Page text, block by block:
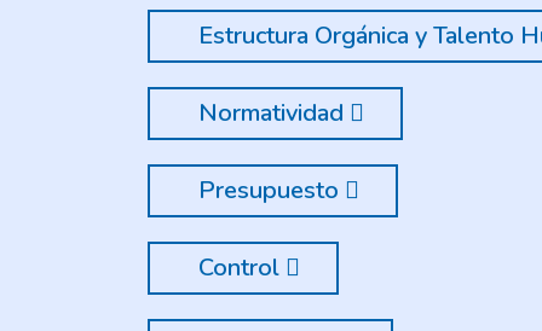
Estructura Orgánica y Talento
Normatividad
Presupuesto
Control